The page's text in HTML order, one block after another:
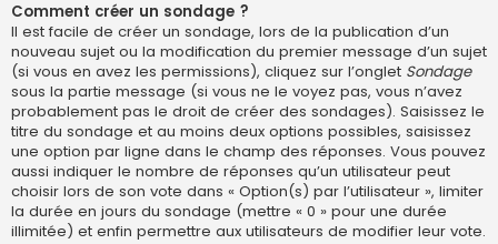
Comment créer un sondage ?
Il est facile de créer un sondage, lors de la publication d’un
nouveau sujet ou la modification du premier message d’un sujet
(si vous en avez les permissions), cliquez sur l’onglet Sondage
sous la partie message (si vous ne le voyez pas, vous n’avez
probablement pas le droit de créer des sondages). Saisissez le
titre du sondage et au moins deux options possibles, saisissez
une option par ligne dans le champ des réponses. Vous pouvez
aussi indiquer le nombre de réponses qu’un utilisateur peut
choisir lors de son vote dans « Option(s) par l’utilisateur », limiter
la durée en jours du sondage (mettre « 0 » pour une durée
illimitée) et enfin permettre aux utilisateurs de modifier leur vote.